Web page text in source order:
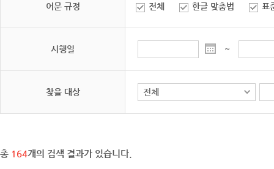
어문 규정 전체 한글 맞춤법 표
시행일 ~
찾을 대상
총 164개의 검색 결과가 있습니다.